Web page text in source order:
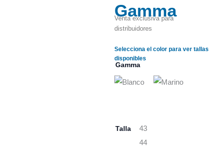
Gamma
Venta exclusiva para
distribuidores
Selecciona el color para ver tallas
disponibles
Gamma
Talla
43
44